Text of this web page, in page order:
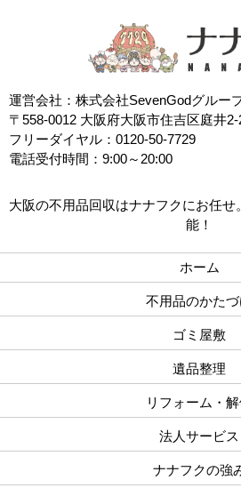
運営会社：株式会社SevenGodグルー
〒558-0012 大阪府大阪市住吉区庭井2-
フリーダイヤル：0120-50-7729
電話受付時間：9:00～20:00
大阪の不用品回収はナナフクにお任
能！
ホーム
不用品のかたづ
ゴミ屋敷
遺品整理
リフォーム・
法人サービス
ナナフクの強